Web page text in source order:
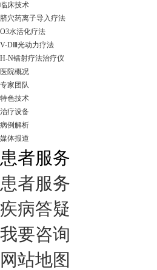
临床技术
脐穴药离子导入疗法
O3水活化疗法
V-DⅢ光动力疗法
H-N镭射疗法治疗仪
医院概况
专家团队
特色技术
治疗设备
病例解析
媒体报道
患者服务
患者服务
疾病答疑
我要咨询
网站地图